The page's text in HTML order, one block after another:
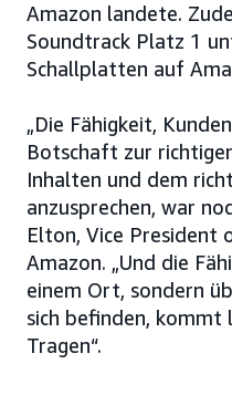
Amazon landete.
Soundtrack Platz 1
Schallplatten auf
„Die Fähigkeit,
Botschaft zur
Inhalten und dem
anzusprechen, war
Elton, Vice President
Amazon. „Und die
einem Ort, sondern
sich befinden, kommt
Tragen“.